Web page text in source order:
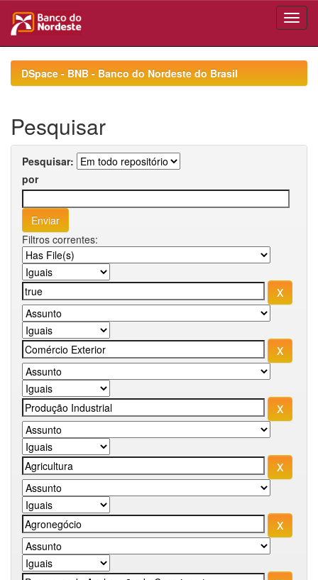
navigationDSpace - BNB - Banco do Nordeste do Brasil
Pesquisar
Pesquisar:
por
Filtros correntes: